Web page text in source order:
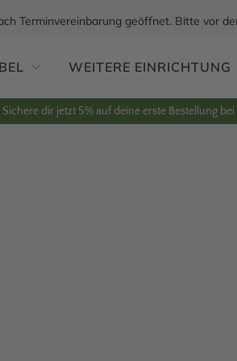
Terminvereinbarung geöffnet. Bitte vor
WEITERE EINRICHTUNG
Sichere dir jetzt 5% auf deine erste Bestellung bei